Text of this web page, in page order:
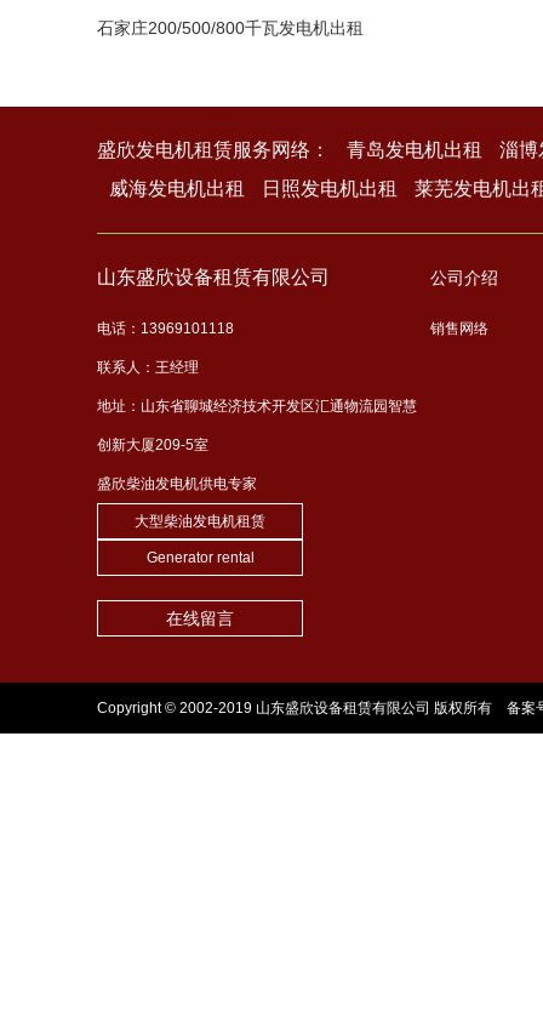
石家庄200/500/800千瓦发电机出租
盛欣发电机租赁服务网络： 青岛发电机出租
淄博
威海发电机出租
日照发电机出租 莱芜发电机出
山东盛欣设备租赁有限公司
电话：13969101118
联系人：王经理
地址：山东省聊城经济技术开发区汇通物流园智慧
创新大厦209-5室
盛欣柴油发电机供电专家
大型柴油发电机租赁
Generator rental
在线留言
公司介绍
销售网络
Copyright © 2002-2019 山东盛欣设备租赁有限公司 版权所有 备案